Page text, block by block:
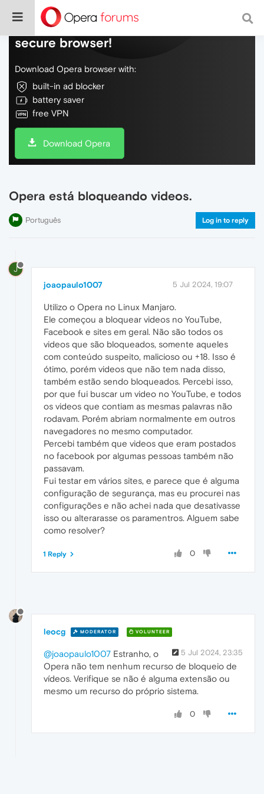
Do more on the web, with a fast and
secure browser!
Download Opera browser with:
built-in ad blocker
battery saver
free VPN
Download Opera
Opera está bloqueando videos.
Português Log in to reply
J
joaopaulo1007 5 Jul 2024, 19:07
Utilizo o Opera no Linux Manjaro.
Ele começou a bloquear videos no YouTube,
Facebook e sites em geral. Não são todos os
videos que são bloqueados, somente aqueles
com conteúdo suspeito, malicioso ou +18. Isso é
ótimo, porém videos que não tem nada disso,
também estão sendo bloqueados. Percebi isso,
por que fui buscar um video no YouTube, e todos
os videos que contiam as mesmas palavras não
rodavam. Porém abriam normalmente em outros
navegadores no mesmo computador.
Percebi também que videos que eram postados
no facebook por algumas pessoas também não
passavam.
Fui testar em vários sites, e parece que é alguma
configuração de segurança, mas eu procurei nas
configurações e não achei nada que desativasse
isso ou alterarasse os paramentros. Alguem sabe
como resolver?
0
1 Reply
leocg MODERATOR VOLUNTEER
5 Jul 2024, 23:35
@joaopaulo1007 Estranho, o
Opera não tem nenhum recurso de bloqueio de
vídeos. Verifique se não é alguma extensão ou
mesmo um recurso do próprio sistema.
0